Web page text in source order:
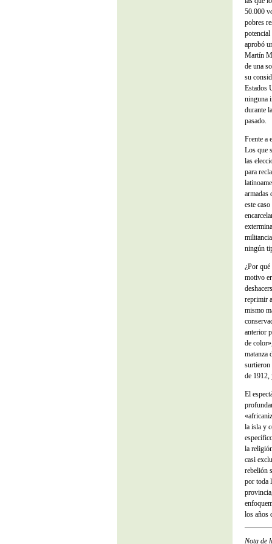
50.000
pobres
aprobó
Martín
de una
su
Estados
ninguna
durante
pasado.
Frente a
Los que
las
para
armadas
este
ningún
¿Por
motivo
reprimir
mismo
anterior
de
matanza
surtieron
de 1912,
El
la isla y
la
casi
rebelión
por toda
los años
Nota de